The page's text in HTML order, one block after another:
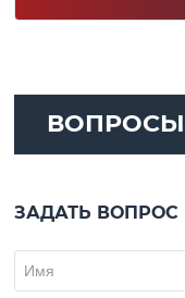
ВОПРОСЫ
ЗАДАТЬ ВОПРОС